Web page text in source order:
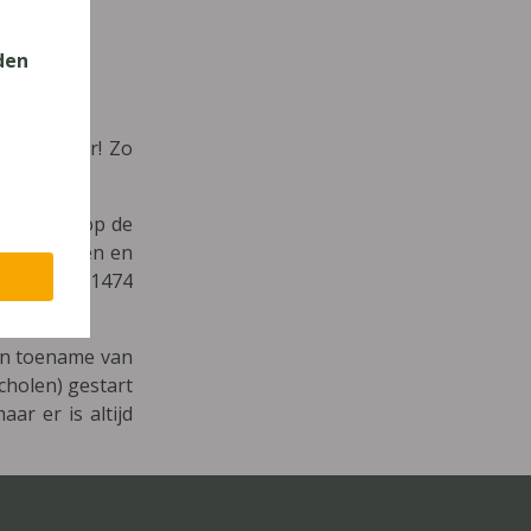
LeesVoor! Zo
vinden op de
en
( 1474
toename van
gestart
er is altijd